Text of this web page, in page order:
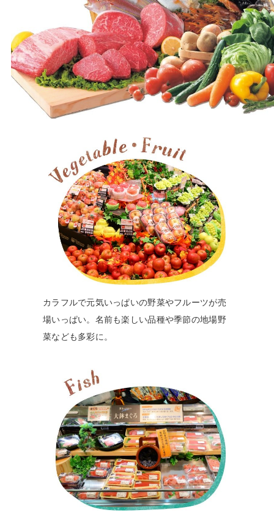
カラフルで元気いっぱいの野菜やフルーツが売
場いっぱい。名前も楽しい品種や季節の地場野
菜なども多彩に。